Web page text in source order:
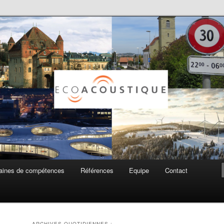
SA
de compétences Références Equipe Contact